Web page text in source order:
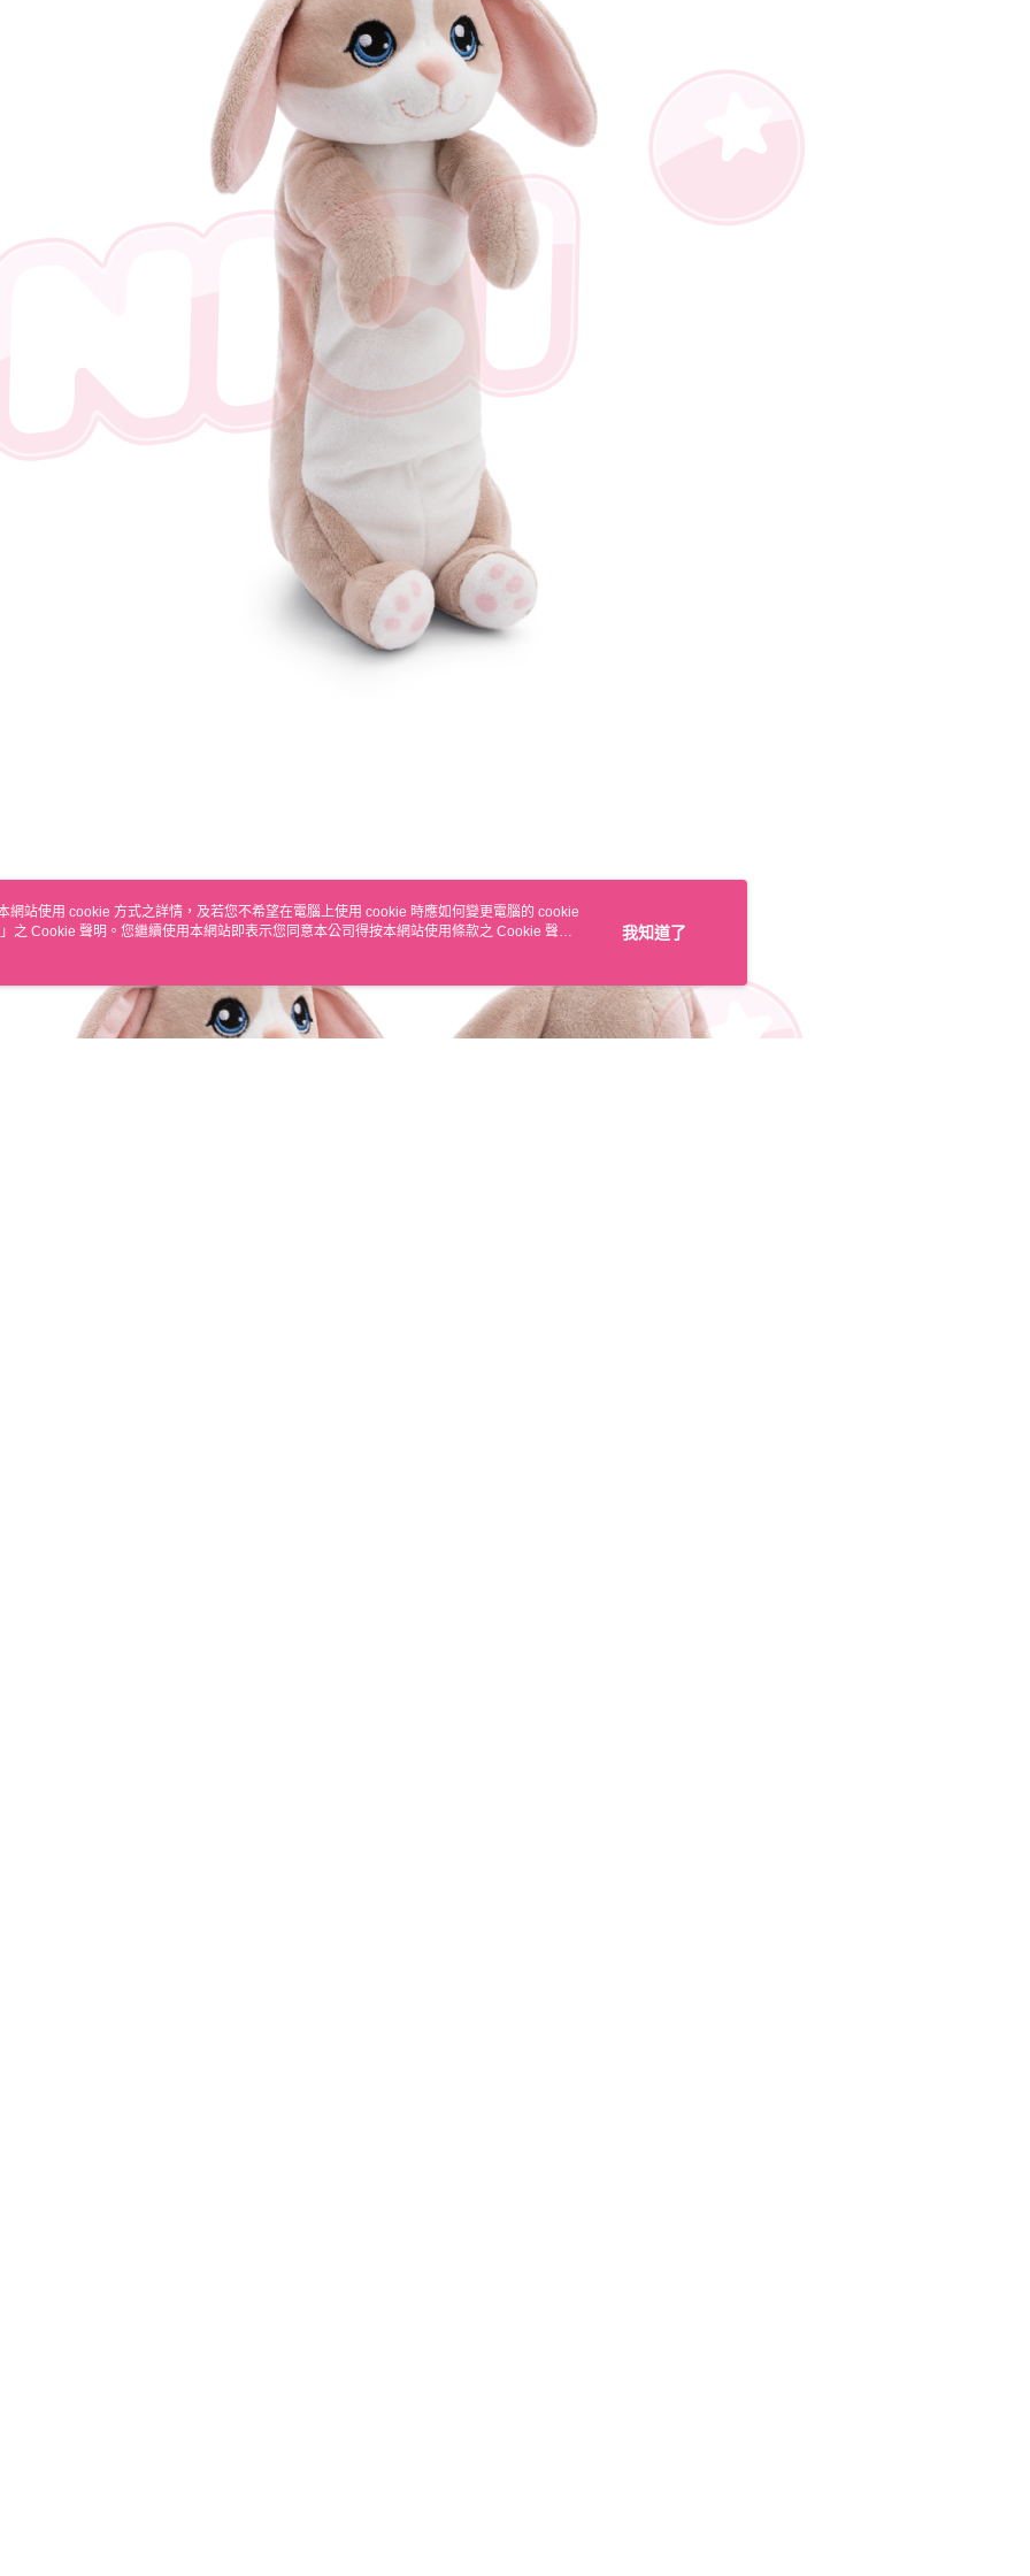
４．使用「AFTEE先享後付」時，將依據個別帳號之用戶狀況，依本公司
即時審查核予不同之上限額度；若仍有額度不足之情形，本公司將視審查
結果請求用戶進行身份認證。
５．嚴禁一人註冊多個帳號或使用他人資訊註冊。若發現惡意使用之情
形，恩沛科技股份有限公司將有權停止該用戶之使用額度並採取法律行
動。
網站使用 cookie 方式之詳情，及若您不希望在電腦上使用 cookie 時應如何變更電腦的 cookie
」之 Cookie 聲明。您繼續使用本網站即表示您同意本公司得按本網站使用條款之 Cookie 聲明
我知道了